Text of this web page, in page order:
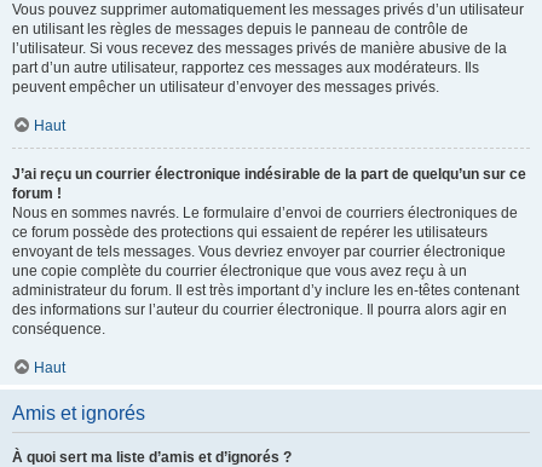
Vous pouvez supprimer automatiquement les messages privés d’un utilisateur
en utilisant les règles de messages depuis le panneau de contrôle de
l’utilisateur. Si vous recevez des messages privés de manière abusive de la
part d’un autre utilisateur, rapportez ces messages aux modérateurs. Ils
peuvent empêcher un utilisateur d’envoyer des messages privés.
Haut
J’ai reçu un courrier électronique indésirable de la part de quelqu’un sur ce
forum !
Nous en sommes navrés. Le formulaire d’envoi de courriers électroniques de
ce forum possède des protections qui essaient de repérer les utilisateurs
envoyant de tels messages. Vous devriez envoyer par courrier électronique
une copie complète du courrier électronique que vous avez reçu à un
administrateur du forum. Il est très important d’y inclure les en-têtes contenant
des informations sur l’auteur du courrier électronique. Il pourra alors agir en
conséquence.
Haut
Amis et ignorés
À quoi sert ma liste d’amis et d’ignorés ?